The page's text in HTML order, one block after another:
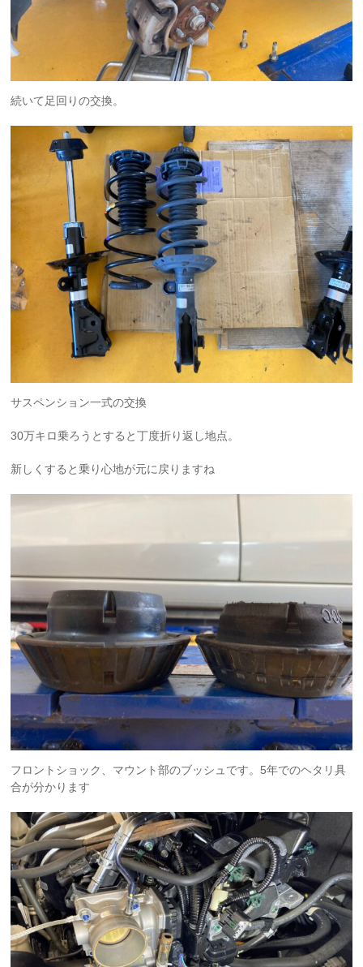
続いて足回りの交換。
サスペンション一式の交換
30万キロ乗ろうとすると丁度折り返し地点。
新しくすると乗り心地が元に戻りますね
フロントショック、マウント部のブッシュです。5年でのヘタリ具
合が分かります